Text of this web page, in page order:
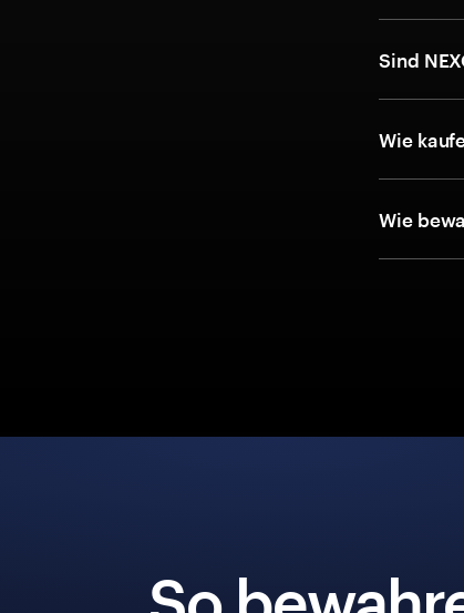
Sind
Wie
Wie